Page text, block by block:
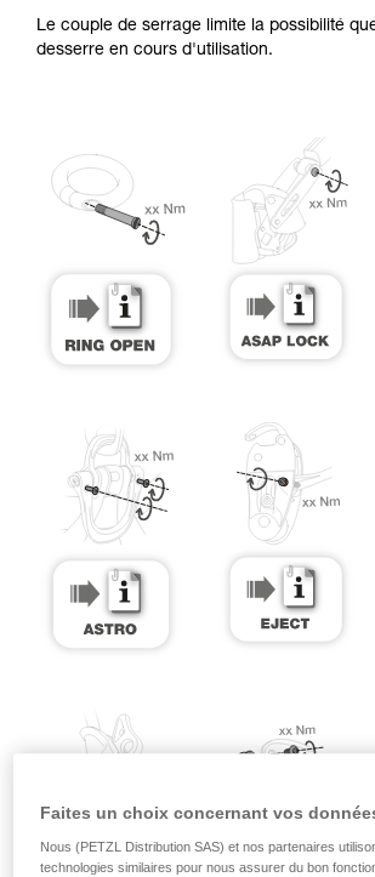
de la reproduire en autonomie.
Le couple de serrage limite la possibilité
desserre en cours d'utilisation.
Faites un choix concernant vos
Nous (PETZL Distribution SAS) et nos partenaires
technologies similaires pour nous assurer du bon